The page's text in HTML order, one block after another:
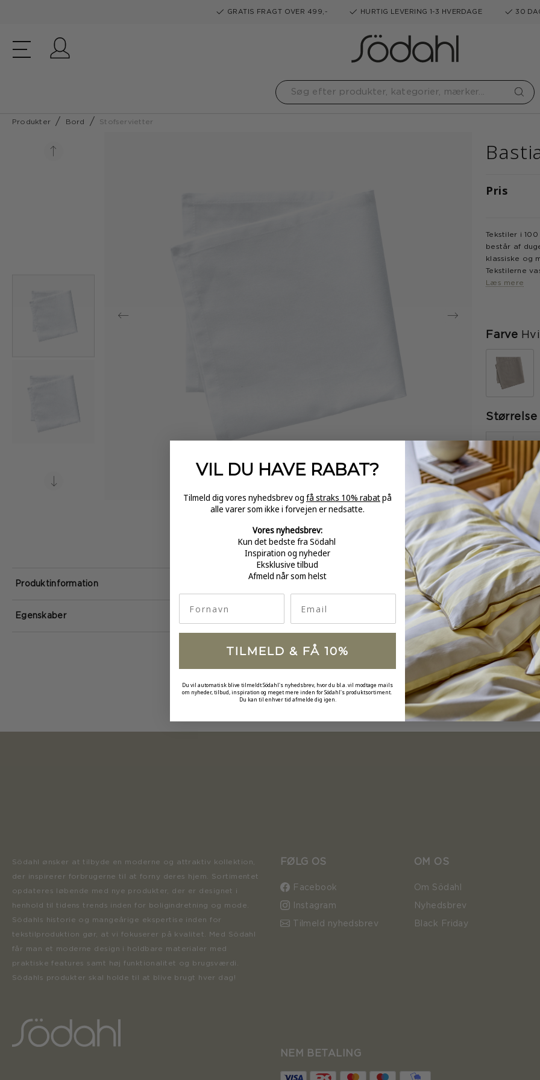
GRATIS FRAGT OVER 499,- HURTIG LEVERING 1-3 HVERDAGE 30
Produkter Bord Stofservietter
Pris
Tekstiler i
består af
klassiske og
Tekstilerne
mørke farver,
Læs mere
Farve
Størrelse
over
Egenskaber
Produktinformation
Södahl ønsker at tilbyde en moderne og attraktiv kollektion,
der inspirerer forbrugerne til at forny deres hjem. Sortimentet
opdateres løbende med nye produkter, der er designet i
henhold til tidens trends inden for boligindretning og mode.
Södahls historie og mangeårige ekspertise inden for
tekstilproduktion gør, at vi fokuserer på kvalitet. Med Södahl
får man et moderne design i holdbare materialer med
praktiske features samt høj funktionalitet og brugsværdi.
Södahls produkter skal holde til at blive brugt hver dag!
FØLG OS
Facebook
Instagram
Tilmeld nyhedsbrev
OM OS
Om Södahl
Nyhedsbrev
Black Friday
NEM BETALING
VIL DU HAVE RABAT?
Tilmeld dig vores nyhedsbrev og få straks 10% rabatpå
alle varer som ikke i forvejen er nedsatte.
Vores nyhedsbrev:
Kun det bedste fra Södahl
Inspiration og nyheder
Eksklusive tilbud
Afmeld når som helst
TILMELD & FÅ 10%
Du vil automatisk blive tilmeldt Södahl's nyhedsbrev, hvor du bl.a. vil modtage mails
om nyheder, tilbud, inspiration og meget mere inden for Södahl's produktsortiment.
Du kan til enhver tid afmelde dig igen.